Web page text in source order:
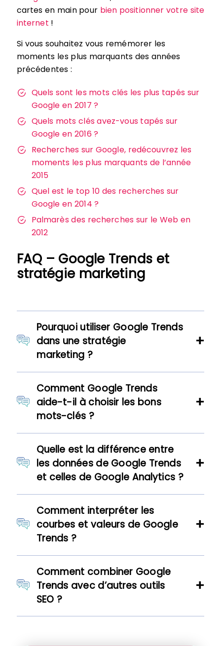
cartes en main pour bien positionner votre site
internet !
Si vous souhaitez vous remémorer les
moments les plus marquants des années
précédentes :
Quels sont les mots clés les plus tapés sur
Google en 2017 ?
Quels mots clés avez-vous tapés sur
Google en 2016 ?
Recherches sur Google, redécouvrez les
moments les plus marquants de l’année
2015
Quel est le top 10 des recherches sur
Google en 2014 ?
Palmarès des recherches sur le Web en
2012
FAQ – Google Trends et
stratégie marketing
Pourquoi utiliser Google Trends
dans une stratégie
marketing ?
Comment Google Trends
aide-t-il à choisir les bons
mots-clés ?
Quelle est la différence entre
les données de Google Trends
et celles de Google Analytics ?
Comment interpréter les
courbes et valeurs de Google
Trends ?
Comment combiner Google
Trends avec d’autres outils
SEO ?